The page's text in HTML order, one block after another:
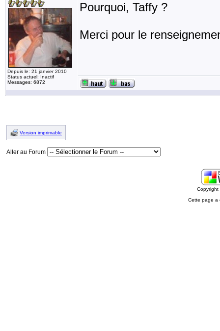
Depuis le: 21 janvier 2010
Status actuel: Inactif
Messages: 6872
Pourquoi, Taffy ?
Merci pour le
Version imprimable
Aller au Forum
Cette page a